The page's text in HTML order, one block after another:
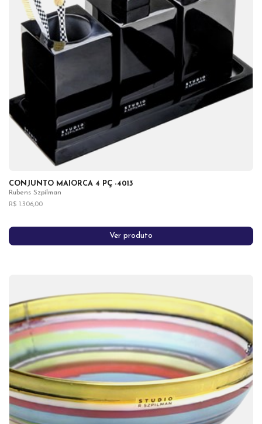
CONJUNTO MAIORCA 4 PÇ -4013
Rubens Szpilman
R$ 1.306,00
Ver produto